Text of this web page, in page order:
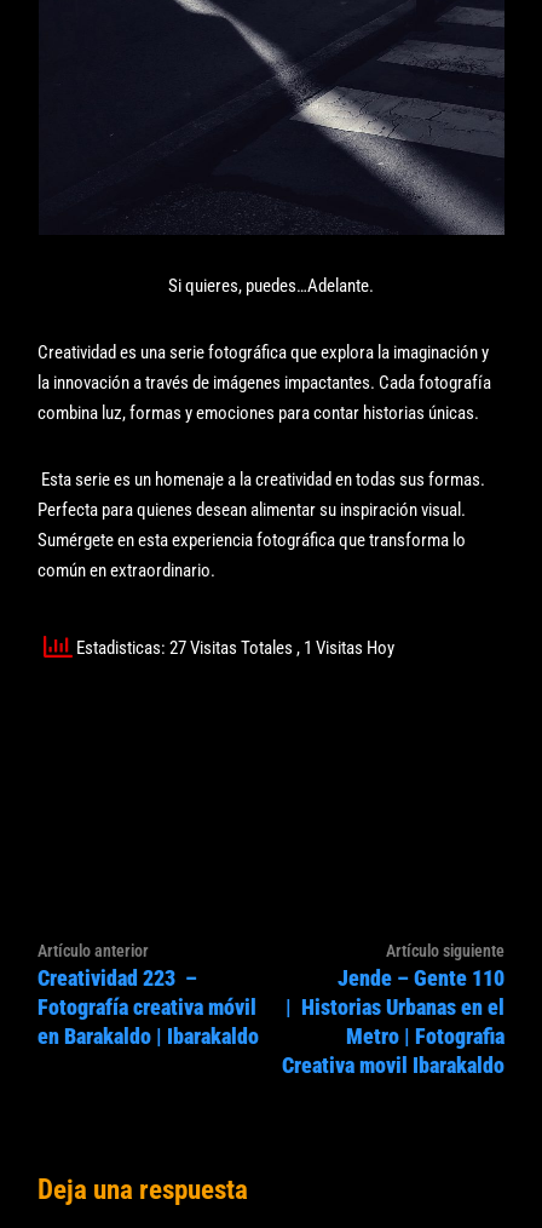
Si quieres, puedes…Adelante.
Creatividad es una serie fotográfica que explora la imaginación y
la innovación a través de imágenes impactantes. Cada fotografía
combina luz, formas y emociones para contar historias únicas.
Esta serie es un homenaje a la creatividad en todas sus formas.
Perfecta para quienes desean alimentar su inspiración visual.
Sumérgete en esta experiencia fotográfica que transforma lo
común en extraordinario.
Estadisticas: 27 Visitas Totales, 1 Visitas Hoy
Navegación
de
entradas
Artículo anteriorArtículo
anterior:
Creatividad 223 –
Fotografía creativa móvil
en Barakaldo | Ibarakaldo
Artículo siguiente
Jende – Gente 110
| Historias Urbanas en el
Metro | Fotografia
Creativa movil Ibarakaldo
Deja una respuesta